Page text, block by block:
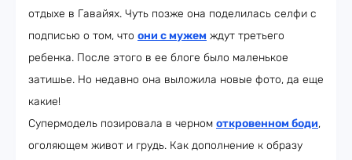
отдыхе в Гавайях. Чуть позже она поделилась селфи с
подписью о том, что они с мужем ждут третьего
ребенка. После этого в ее блоге было маленькое
затишье. Но недавно она выложила новые фото, да еще
какие!
Супермодель позировала в черном откровенном боди,
оголяющем живот и грудь. Как дополнение к образу